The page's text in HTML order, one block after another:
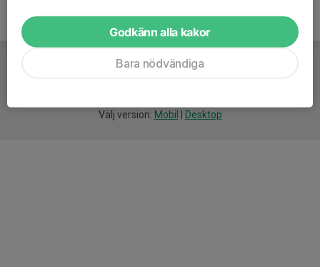
Välj version: Mobil Desktop
Godkänn alla kakor
Bara nödvändiga